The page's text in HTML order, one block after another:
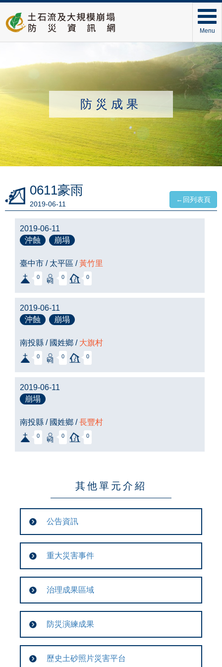
Menu
防災成果
0611豪雨
2019-06-11
←回列表頁
2019-06-11
沖蝕
崩塌
臺中市 / 太平區 /黃竹里
0 0 0
2019-06-11
沖蝕
崩塌
南投縣 / 國姓鄉 / 大旗村
0 0 0
2019-06-11
崩塌
南投縣 / 國姓鄉 /長豐村
0 0 0
其他單元介紹
公告資訊
重大災害事件
治理成果區域
防災演練成果
歷史土砂照片災害平台